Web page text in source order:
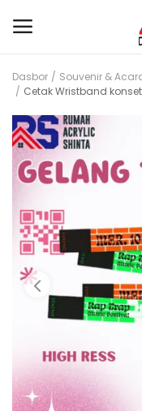
Jual
Menu utama
Kategori
Dasbor
Wishlist
Kontak
Artikel
Berita dan
Dasbor
Souvenir &
Cetak Wristband